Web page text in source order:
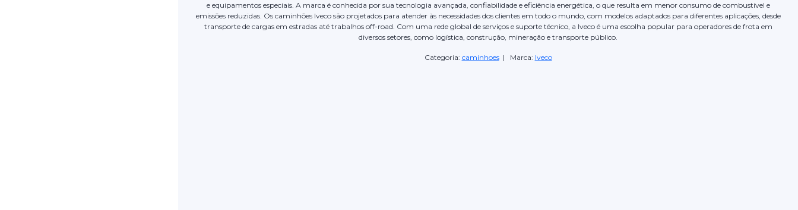
e equipamentos especiais. A marca é conhecida por sua tecnologia avançada, confiabilidade e eficiência energética, o que resulta em menor consumo de combustível e
emissões reduzidas. Os caminhões Iveco são projetados para atender às necessidades dos clientes em todo o mundo, com modelos adaptados para diferentes aplicações, desde
transporte de cargas em estradas até trabalhos off-road. Com uma rede global de serviços e suporte técnico, a Iveco é uma escolha popular para operadores de frota em
diversos setores, como logística, construção, mineração e transporte público.
Categoria: caminhoes| Marca: Iveco